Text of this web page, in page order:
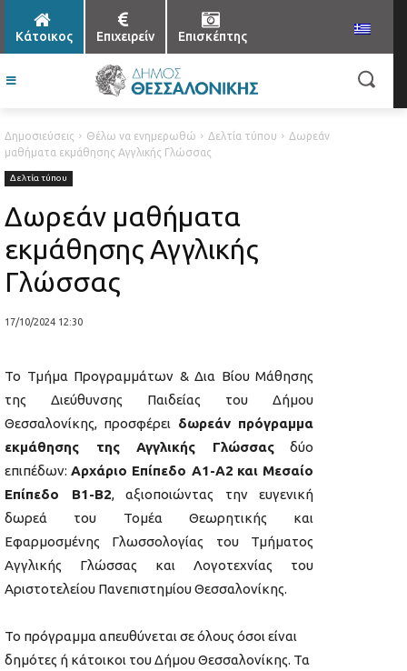
Κάτοικος Επιχειρείν Επισκέπτης
Δημοσιεύσεις Θέλω να ενημερωθώ Δελτία τύπου
Δωρεάν
μαθήματα εκμάθησης Αγγλικής Γλώσσας
Δελτία τύπου
Δωρεάν μαθήματα
εκμάθησης Αγγλικής
Γλώσσας
17/10/2024 12:30
Το Τμήμα Προγραμμάτων & Δια Βίου Μάθησης
της Διεύθυνσης Παιδείας του Δήμου
Θεσσαλονίκης, προσφέρει δωρεάν πρόγραμμα
εκμάθησης της Αγγλικής Γλώσσαςδύο
επιπέδων:Αρχάριο Επίπεδο Α1-Α2 και Μεσαίο
Επίπεδο Β1-Β2, αξιοποιώντας την ευγενική
δωρεά του Τομέα Θεωρητικής και
Εφαρμοσμένης Γλωσσολογίας του Τμήματος
Αγγλικής Γλώσσας και Λογοτεχνίας του
Αριστοτελείου Πανεπιστημίου Θεσσαλονίκης.
Το πρόγραμμα απευθύνεται σε όλους όσοι είναι
δημότες ή κάτοικοι του Δήμου Θεσσαλονίκης. Τα